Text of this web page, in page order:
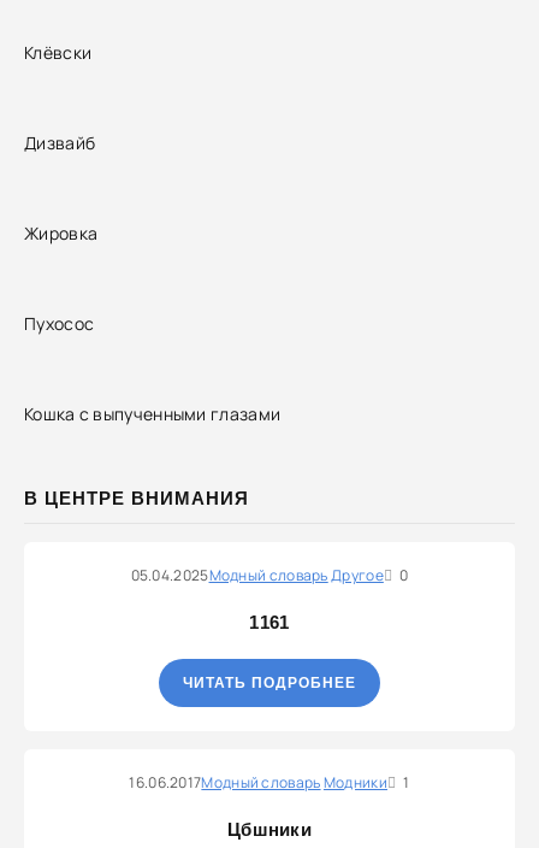
Клёвски
Дизвайб
Жировка
Пухосос
Кошка с выпученными глазами
В ЦЕНТРЕ ВНИМАНИЯ
05.04.2025Модный словарьДругое 0
1161
ЧИТАТЬ ПОДРОБНЕЕ
16.06.2017Модный словарьМодники 1
Цбшники